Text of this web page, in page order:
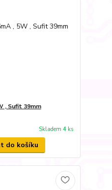
, Sufit 39mm
Skladem 4 ks
do košíku